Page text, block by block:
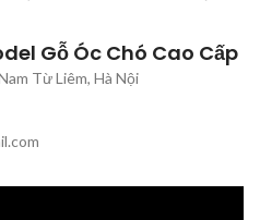
Gỗ Óc Chó Cao Cấp
Từ Liêm, Hà Nội